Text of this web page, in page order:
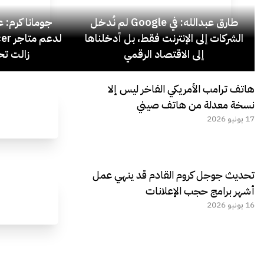
طارق عبدالله: في Google لم نُدخل
الشركات إلى الإنترنت فقط، بل أدخلناها
إلى الاقتصاد الرقمي
جومانا كرم:
زالت
هاتف ترامب الأمريكي الفاخر ليس إلا
نسخة معدلة من هاتف صيني
17 يونيو 2026
تحديث جوجل كروم القادم قد ينهي عمل
أشهر برامج حجب الإعلانات
16 يونيو 2026